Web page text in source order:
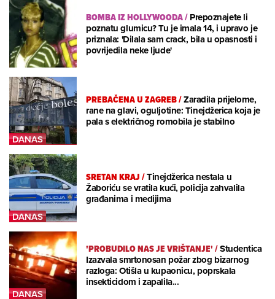
BOMBA IZ HOLLYWOODA/Prepoznajete li
poznatu glumicu? Tu je imala 14, i upravo je
priznala: 'Dilala sam crack, bila u opasnosti i
povrijedila neke ljude'
PREBAČENA U ZAGREB/Zaradila prijelome,
rane na glavi, oguljotine: Tinejdžerica koja je
pala s električnog romobila je stabilno
SRETAN KRAJ/Tinejdžerica nestala u
Žaboriću se vratila kući, policija zahvalila
građanima i medijima
'PROBUDILO NAS JE VRIŠTANJE'/Studentica
Izazvala smrtonosan požar zbog bizarnog
razloga: Otišla u kupaonicu, poprskala
insekticidom i zapalila...